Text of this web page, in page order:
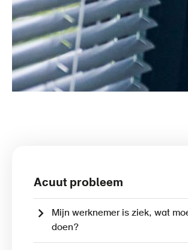
Acuut probleem
Mijn werknemer is ziek, wat
doen?